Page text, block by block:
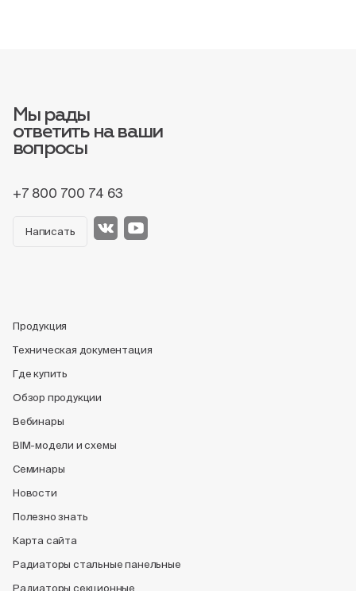
Мы рады
ответить на ваши
вопросы
+7 800 700 74 63
Написать
Продукция
Техническая документация
Где купить
Обзор продукции
Вебинары
BIM-модели и схемы
Семинары
Новости
Полезно знать
Карта сайта
Радиаторы стальные панельные
Радиаторы секционные